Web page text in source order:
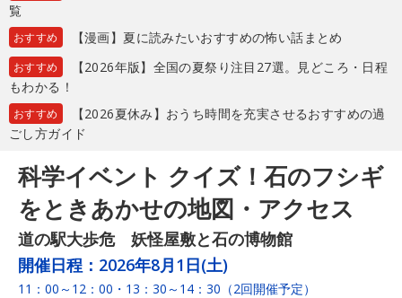
覧
おすすめ 【漫画】夏に読みたいおすすめの怖い話まとめ
おすすめ
【2026年版】全国の夏祭り注目27選。見どころ・日程
もわかる！
おすすめ
【2026夏休み】おうち時間を充実させるおすすめの過
ごし方ガイド
科学イベント クイズ！石のフシギ
をときあかせの地図・アクセス
道の駅大歩危 妖怪屋敷と石の博物館
開催日程： 2026年8月1日(土)
11：00～12：00・13：30～14：30（2回開催予定）